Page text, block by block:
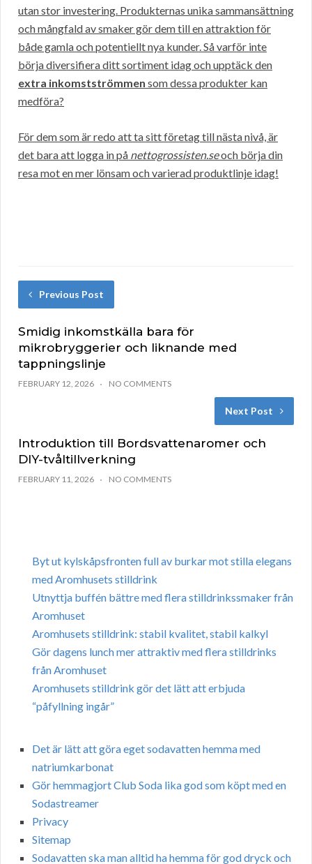
utan stor investering. Produkternas unika sammansättning
och mångfald av smaker gör dem till en attraktion för
både gamla och potentiellt nya kunder. Så varför inte
börja diversifiera ditt sortiment idag och upptäck den
extra inkomstströmmen som dessa produkter kan
medföra?
För dem som är redo att ta sitt företag till nästa nivå, är
det bara att logga in på nettogrossisten.seoch börja din
resa mot en mer lönsam och varierad produktlinje idag!
Previous Post
Smidig inkomstkälla bara för
mikrobryggerier och liknande med
tappningslinje
FEBRUARY 12, 2026 NO COMMENTS
Next Post
Introduktion till Bordsvattenaromer och
DIY-tvåltillverkning
FEBRUARY 11, 2026 NO COMMENTS
Byt ut kylskåpsfronten full av burkar mot stilla elegans
med Aromhusets stilldrink
Utnyttja buffén bättre med flera stilldrinkssmaker från
Aromhuset
Aromhusets stilldrink: stabil kvalitet, stabil kalkyl
Gör dagens lunch mer attraktiv med flera stilldrinks
från Aromhuset
Aromhusets stilldrink gör det lätt att erbjuda
“påfyllning ingår”
Det är lätt att göra eget sodavatten hemma med
natriumkarbonat
Gör hemmagjort Club Soda lika god som köpt med en
Sodastreamer
Privacy
Sitemap
Sodavatten ska man alltid ha hemma för god dryck och